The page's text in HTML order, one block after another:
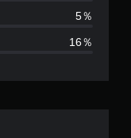
8
5％
16％